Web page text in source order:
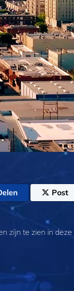
Post
zijn te zien in deze